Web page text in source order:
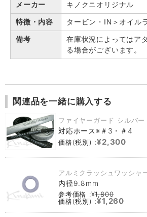
メーカー キノクニオリジナル
特徴・内容 タービン・IN＞オイル
備考
在庫状況によってはア
る場合がございます。
関連品を一緒に購入する
ファイヤーガード シルバー
対応ホース※＃3・＃4
価格(税別) :¥2,300
アルミクラッシュワッシャ
内径9.8mm
参考価格 :¥1,800
価格(税別) :¥1,260